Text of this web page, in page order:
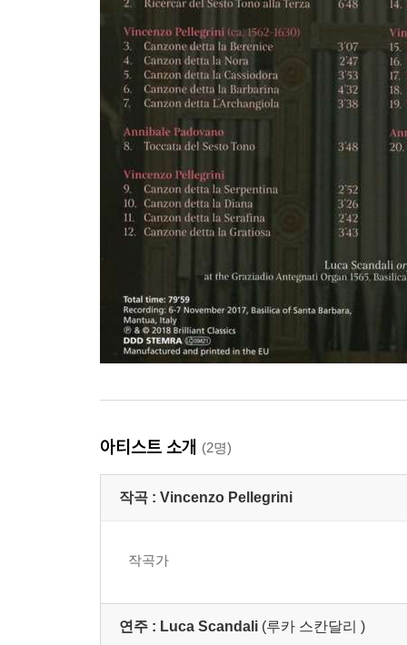
아티스트 소개 (2명)
작곡 : Vincenzo Pellegrini
작곡가
연주 : Luca Scandali (루카 스칸달리 )